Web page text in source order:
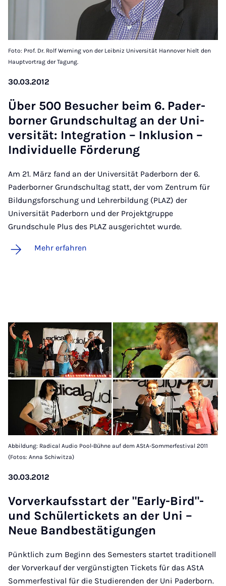
Foto: Prof. Dr. Rolf Werning von der Leibniz Universität Hannover hielt den
Hauptvortrag der Tagung.
30.03.2012
Über 500 Be­su­cher beim 6. Pa­der­
bor­ner Grund­schul­tag an der Uni­
ver­si­tät: In­te­gra­ti­on – In­klu­si­on –
In­di­vi­du­el­le För­de­rung
Am 21. März fand an der Universität Paderborn der 6.
Paderborner Grundschultag statt, der vom Zentrum für
Bildungsforschung und Lehrerbildung (PLAZ) der
Universität Paderborn und der Projektgruppe
Grundschule Plus des PLAZ ausgerichtet wurde.
Mehr erfahren
Abbildung: Radical Audio Pool-Bühne auf dem AStA-Sommerfestival 2011
(Fotos: Anna Schiwitza)
30.03.2012
Vor­ver­kaufs­start der "Ea­r­ly-Bird"-
und Schü­ler­ti­ckets an der Uni –
Neue Band­be­stä­ti­gun­gen
Pünktlich zum Beginn des Semesters startet traditionell
der Vorverkauf der vergünstigten Tickets für das AStA
Sommerfestival für die Studierenden der Uni Paderborn.